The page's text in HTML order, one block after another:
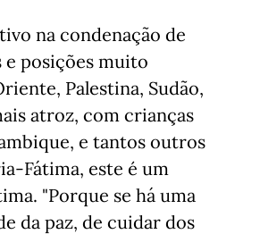
na condenação de
posições muito
Palestina, Sudão,
atroz, com crianças
e tantos outros
Fátima, este é um
"Porque se há uma
da paz, de cuidar dos